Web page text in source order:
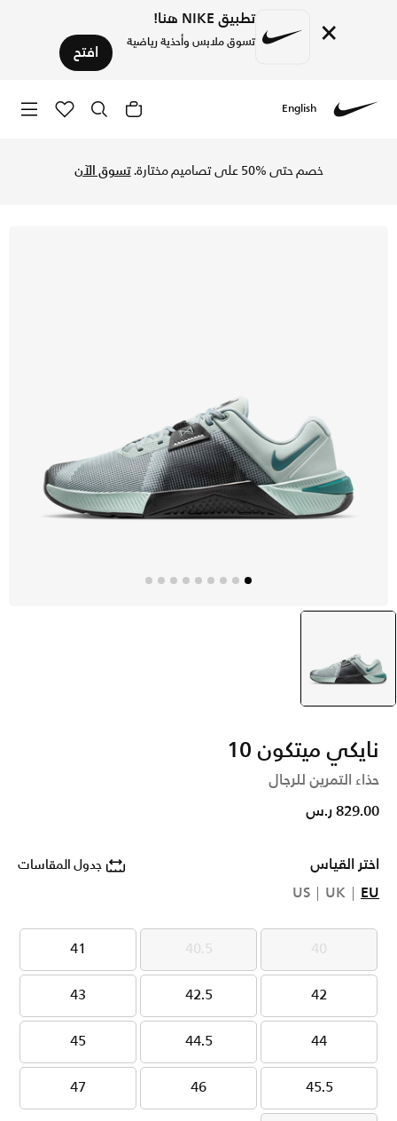
× تطبيق NIKE هنا!
تسوق ملابس وأحذية رياضية افتح
English
خصم حتى %50 على تصاميم مختارة. تسوق الآن
selected
رمادي
نايكي ميتكون 10
حذاء التمرين للرجال
829.00 ر.س
اختر القياس جدول المقاسات
EU
UK
US
40
40
40.5
40.5
41
41
42
42
42.5
42.5
43
43
44
44
44.5
44.5
45
45
45.5
45.5
46
46
47
47